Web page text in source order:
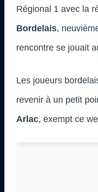
Régional 1 avec la
Bordelais,
rencontre se jouait
Les joueurs
revenir à un petit
Arlac, exempt ce